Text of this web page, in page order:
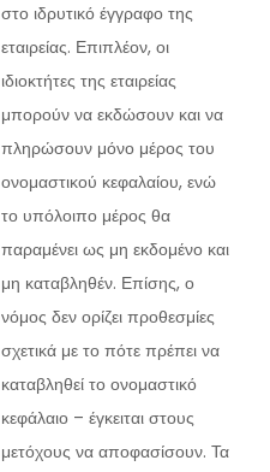
στο ιδρυτικό έγγραφο της
εταιρείας. Επιπλέον, οι
ιδιοκτήτες της εταιρείας
μπορούν να εκδώσουν και να
πληρώσουν μόνο μέρος του
ονομαστικού κεφαλαίου, ενώ
το υπόλοιπο μέρος θα
παραμένει ως μη εκδομένο και
μη καταβληθέν. Επίσης, ο
νόμος δεν ορίζει προθεσμίες
σχετικά με το πότε πρέπει να
καταβληθεί το ονομαστικό
κεφάλαιο – έγκειται στους
μετόχους να αποφασίσουν. Τα